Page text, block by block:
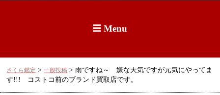
Menu
さくら鑑定 >一般投稿 >雨ですね～ 嫌な天気ですが元気にやってま
す!!! コストコ前のブランド買取店です。